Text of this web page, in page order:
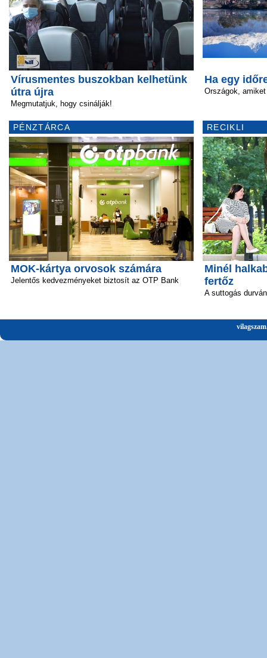
Vírusmentes buszokban kelhetünk
útra újra
Megmutatjuk, hogy csinálják!
PÉNZTÁRCA
MOK-kártya orvosok számára
Jelentős kedvezményeket biztosít az OTP Bank
Ha egy
Országok,
RECIKLI
Minél
fertőz
A suttogás